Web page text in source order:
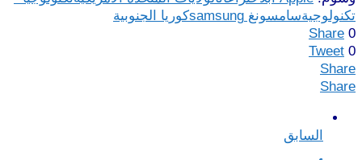
تكنولوجيةسامسونغ samsung
كوريا الجنوبية
Share 0
Tweet 0
Share
Share
السابق